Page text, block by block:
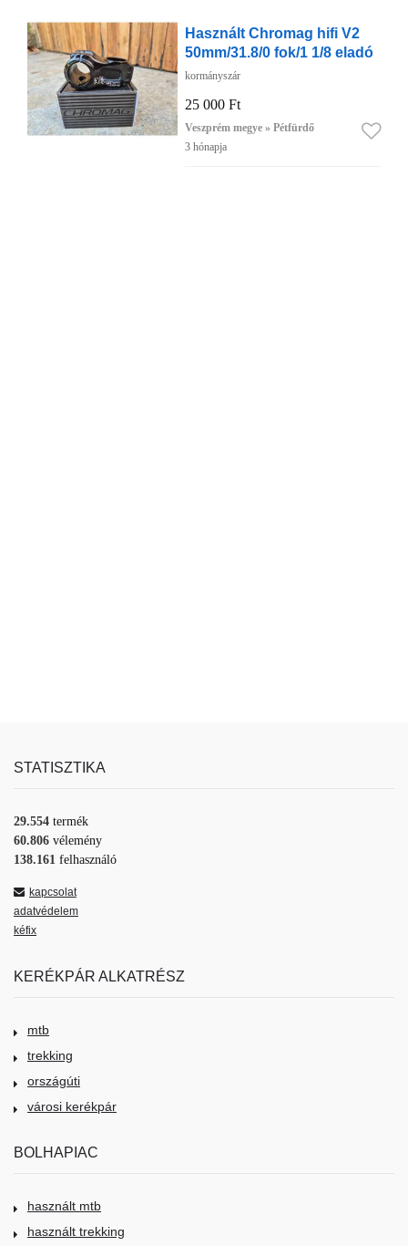
Használt Chromag hifi V2
50mm/31.8/0 fok/1 1/8 eladó
kormányszár
25 000 Ft
Veszprém megye » Pétfürdő
3 hónapja
STATISZTIKA
29.554 termék
60.806 vélemény
138.161 felhasználó
kapcsolat
adatvédelem
kéfix
KERÉKPÁR ALKATRÉSZ
mtb
trekking
országúti
városi kerékpár
BOLHAPIAC
használt mtb
használt trekking